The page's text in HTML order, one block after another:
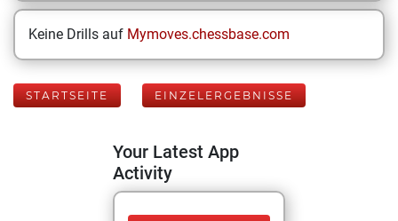
Keine Drills auf Mymoves.chessbase.com
STARTSEITE EINZELERGEBNISSE
Your Latest App
Activity